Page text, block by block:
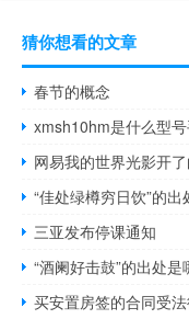
猜你想看的文章
春节的概念
xmsh10hm是什么型
网易我的世界光影开
“佳处绿樽穷日饮”的出
三亚发布停课通知
“酒阑好击鼓”的出处是
买安置房签的合同受